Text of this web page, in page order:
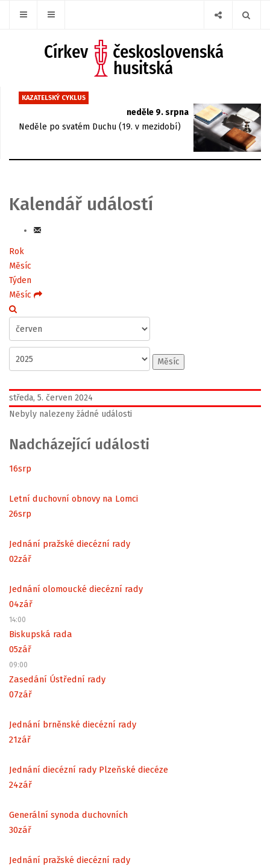
KAZATELSKÝ CYKLUS
neděle 9. srpna
Neděle po svatém Duchu (19. v mezidobí)
Kalendář událostí
Rok
Měsíc
Týden
Měsíc
Měsíc
středa, 5. červen 2024
Nebyly nalezeny žádné události
Nadcházející události
16srp
Letní duchovní obnovy na Lomci
26srp
Jednání pražské diecézní rady
02zář
Jednání olomoucké diecézní rady
04zář
14:00
Biskupská rada
05zář
09:00
Zasedání Ústřední rady
07zář
Jednání brněnské diecézní rady
21zář
Jednání diecézní rady Plzeňské diecéze
24zář
Generální synoda duchovních
30zář
Jednání pražské diecézní rady